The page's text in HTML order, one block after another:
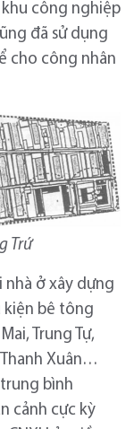
công nghiệp
đã sử dụng
cho công nhân
Trứ
nhà ở xây dựng
kiện bê tông
Trung Tự,
Thanh Xuân…
bình
cảnh cực kỳ